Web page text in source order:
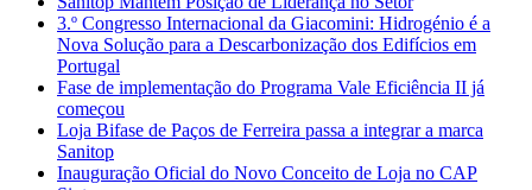
3.º Congresso Internacional da Giacomini: Hidrogénio é a
Nova Solução para a Descarbonização dos Edifícios em
Portugal
Fase de implementação do Programa Vale Eficiência II já
começou
Loja Bifase de Paços de Ferreira passa a integrar a marca
Sanitop
Inauguração Oficial do Novo Conceito de Loja no CAP